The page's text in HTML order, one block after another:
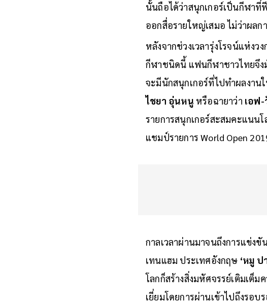
นั้นถือได้ว่าสนุกเกอร์เป็นกีฬาที่
ออกสื่อรายใหญ่เสมอ ไม่ว่าผลก
หลังจากช่วงเวลารุ่งโรจน์แห่ง
กีฬาชนิดนี้ แฟนกีฬาชาวไทยจึง
จะมีนักสนุกเกอร์ที่ไปทำผลงา
ไชยา อุ่นหนู หรือฉายาว่า เอฟ-
รายการสนุกเกอร์สะสมคะแนนโ
แชมป์รายการ World Open
กาลเวลาผ่านมาจนถึงการแข่งขั
เทนแฮม ประเทศอังกฤษ ‘หมู ป
โลกก็สร้างสิ่งมหัศจรรย์เติมเต็
เยี่ยมโดยการผ่านเข้าไปถึงรอ